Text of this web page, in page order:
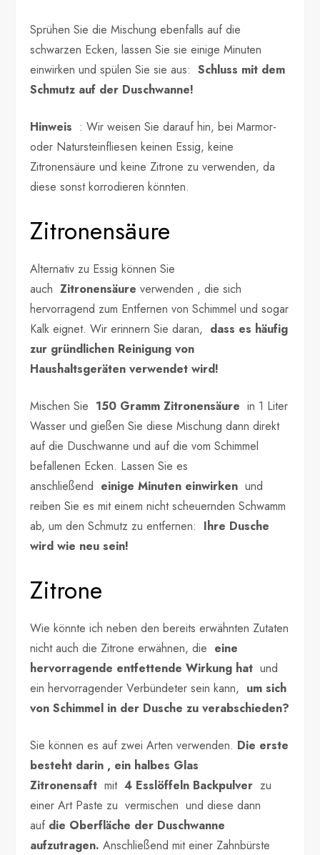
Sprühen Sie die Mischung ebenfalls auf die
schwarzen Ecken, lassen Sie sie einige Minuten
einwirken und spülen Sie sie aus:Schluss mit dem
Schmutz auf der Duschwanne!
Hinweis : Wir weisen Sie darauf hin, bei Marmor-
oder Natursteinfliesen keinen Essig, keine
Zitronensäure und keine Zitrone zu verwenden, da
diese sonst korrodieren könnten.
Zitronensäure
Alternativ zu Essig können Sie
auchZitronensäure verwenden , die sich
hervorragend zum Entfernen von Schimmel und sogar
Kalk eignet. Wir erinnern Sie daran, dass es häufig
zur gründlichen Reinigung von
Haushaltsgeräten verwendet wird!
Mischen Sie 150 Gramm Zitronensäure in 1 Liter
Wasser und gießen Sie diese Mischung dann direkt
auf die Duschwanne und auf die vom Schimmel
befallenen Ecken. Lassen Sie es
anschließend einige Minuten einwirken und
reiben Sie es mit einem nicht scheuernden Schwamm
ab, um den Schmutz zu entfernen: Ihre Dusche
wird wie neu sein!
Zitrone
Wie könnte ich neben den bereits erwähnten Zutaten
nicht auch die Zitrone erwähnen, die eine
hervorragende entfettende Wirkung hat und
ein hervorragender Verbündeter sein kann, um sich
von Schimmel in der Dusche zu verabschieden?
Sie können es auf zwei Arten verwenden. Die erste
besteht darin , ein halbes Glas
Zitronensaft mit 4 Esslöffeln Backpulver zu
einer Art Paste zu vermischen und diese dann
auf die Oberfläche der Duschwanne
aufzutragen.Anschließend mit einer Zahnbürste